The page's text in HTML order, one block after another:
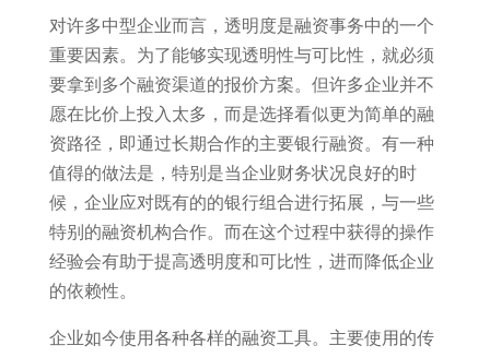
对许多中型企业而言，透明度是融资事务中的一个
重要因素。为了能够实现透明性与可比性，就必须
要拿到多个融资渠道的报价方案。但许多企业并不
愿在比价上投入太多，而是选择看似更为简单的融
资路径，即通过长期合作的主要银行融资。有一种
值得的做法是，特别是当企业财务状况良好的时
候，企业应对既有的的银行组合进行拓展，与一些
特别的融资机构合作。而在这个过程中获得的操作
经验会有助于提高透明度和可比性，进而降低企业
的依赖性。
企业如今使用各种各样的融资工具。主要使用的传